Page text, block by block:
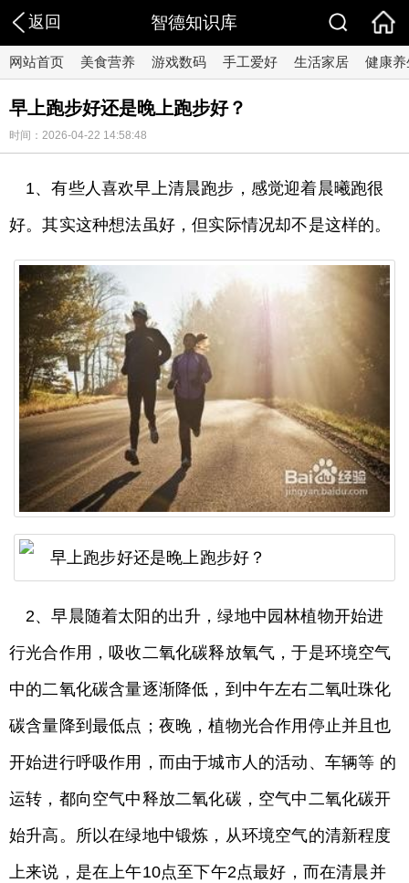
返回 智德知识库
网站首页 美食营养 游戏数码 手工爱好 生活家居 健康养
早上跑步好还是晚上跑步好？
时间：2026-04-22 14:58:48
1、有些人喜欢早上清晨跑步，感觉迎着晨曦跑很
好。其实这种想法虽好，但实际情况却不是这样的。
2、早晨随着太阳的出升，绿地中园林植物开始进
行光合作用，吸收二氧化碳释放氧气，于是环境空气
中的二氧化碳含量逐渐降低，到中午左右二氧吐珠化
碳含量降到最低点；夜晚，植物光合作用停止并且也
开始进行呼吸作用，而由于城市人的活动、车辆等 的
运转，都向空气中释放二氧化碳，空气中二氧化碳开
始升高。所以在绿地中锻炼，从环境空气的清新程度
上来说，是在上午10点至下午2点最好，而在清晨并